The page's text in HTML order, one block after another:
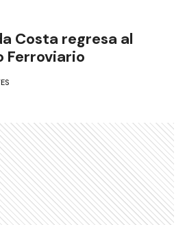
Costa regresa al
Ferroviario